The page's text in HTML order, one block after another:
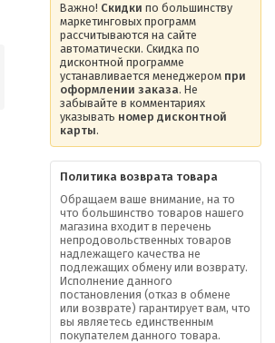
Важно! Скидки по большинству
маркетинговых программ
рассчитываются на сайте
автоматически. Скидка по
дисконтной программе
устанавливается менеджером при
оформлении заказа. Не
забывайте в комментариях
указывать номер дисконтной
карты.
Политика возврата товара
Обращаем ваше внимание, на то
что большинство товаров нашего
магазина входит в перечень
непродовольственных товаров
надлежащего качества не
подлежащих обмену или возврату.
Исполнение данного
постановления (отказ в обмене
или возврате) гарантирует вам, что
вы являетесь единственным
покупателем данного товара.